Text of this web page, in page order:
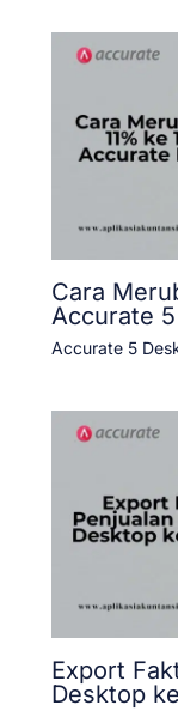
Cara
Accurate
Accurate 5
Export
Desktop